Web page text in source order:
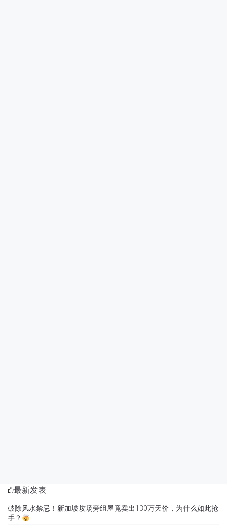
最新发表
破除风水禁忌！新加坡坟场旁组屋竟卖出130万天价，为什么如此抢
手？